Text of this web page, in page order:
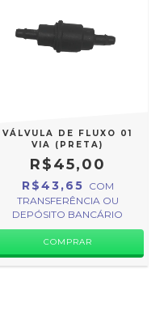
VÁLVULA DE FLUXO 01
VIA (PRETA)
R$45,00
R$43,65 COM
TRANSFERÊNCIA OU
DEPÓSITO BANCÁRIO